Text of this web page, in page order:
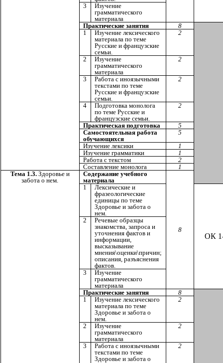
3
Изучение
грамматического
материала
Практические занятия
8
1
Изучение лексического
материала по теме
Русские и французские
семьи.
2
2
Изучение
грамматического
материала
2
3
Работа с иноязычными
текстами по теме
Русские и французские
семьи.
2
4
Подготовка монолога
по теме Русские и
французские семьи.
2
Практическая подготовка
5
Самостоятельная работа
обучающихся
5
Изучение лексики
1
Изучение грамматики
1
Работа с текстом
2
Составление монолога
1
Тема 1.3. Здоровье и
забота о нем.
Содержание учебного
материала
8
1
Лексические и
фразеологические
единицы по теме
Здоровье и забота о
нем.
ОК
2
Речевые образцы
знакомства, запроса и
уточнения фактов и
информации,
высказывание
мнения\оценки\причин;
описания, разъяснения
фактов.
3
Изучение
грамматического
материала
Практические занятия
8
1
Изучение лексического
материала по теме
Здоровье и забота о
нем.
2
2
Изучение
грамматического
материала
2
3
Работа с иноязычными
текстами по теме
Здоровье и забота о
2